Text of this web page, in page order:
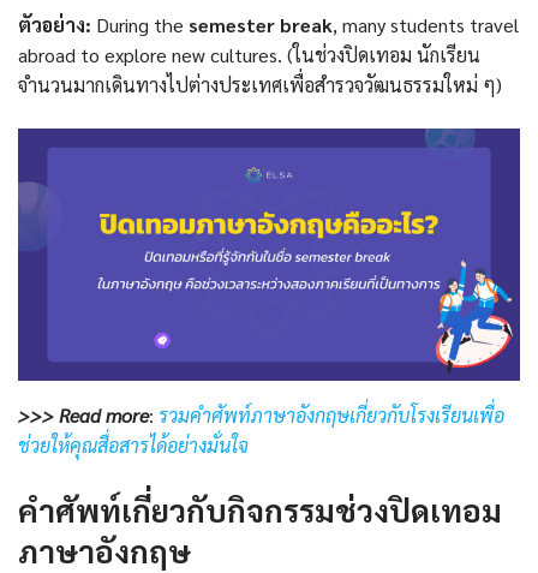
ตัวอย่าง: During the semester break, many students travel
abroad to explore new cultures. (ในช่วงปิดเทอม นักเรียน
จำนวนมากเดินทางไปต่างประเทศเพื่อสำรวจวัฒนธรรมใหม่ ๆ)
>>> Read more: รวมคำศัพท์ภาษาอังกฤษเกี่ยวกับโรงเรียนเพื่อ
ช่วยให้คุณสื่อสารได้อย่างมั่นใจ
คำศัพท์เกี่ยวกับกิจกรรมช่วงปิดเทอม
ภาษาอังกฤษ